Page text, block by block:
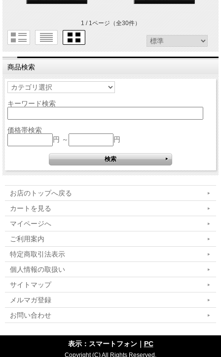
1 / 1ページ（全30件）
商品検索
キーワード検索
価格帯検索
円 ～
円
お店のトップへ戻る
カートを見る
マイページへ
ご利用案内
特定商取引法表示
個人情報の取扱い
サイトマップ
メルマガ登録
お問い合わせ
表示：スマートフォン｜ PC
Copyright (C) All Rights Reserved.